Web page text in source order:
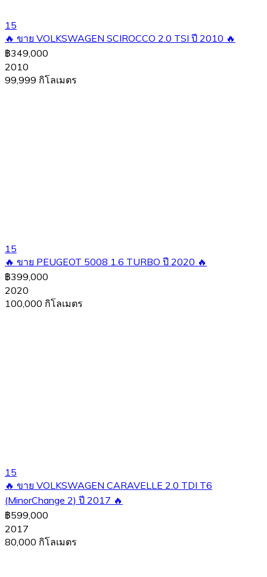
15
🔥 ขาย VOLKSWAGEN SCIROCCO 2.0 TSI ปี 2010 🔥
฿349,000
2010
99,999 กิโลเมตร
15
🔥 ขาย PEUGEOT 5008 1.6 TURBO ปี 2020 🔥
฿399,000
2020
100,000 กิโลเมตร
15
🔥 ขาย VOLKSWAGEN CARAVELLE 2.0 TDI T6
(MinorChange 2) ปี 2017 🔥
฿599,000
2017
80,000 กิโลเมตร